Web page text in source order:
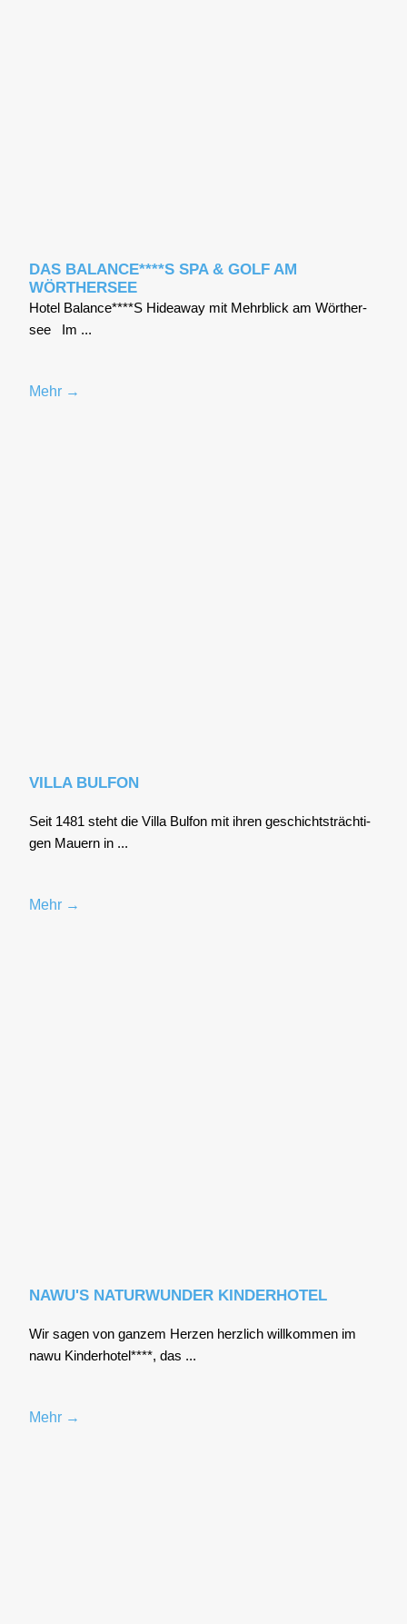
DAS BALANCE****S SPA & GOLF AM
WÖRTHERSEE
Hotel Balance****S Hidea­way mit Mehr­blick am Wör­ther­
see Im ...
Mehr →
VILLA BULFON
Seit 1481 steht die Vil­la Bul­fon mit ihren geschichts­träch­ti­
gen Mau­ern in ...
Mehr →
NAWU'S NATURWUNDER KINDERHOTEL
Wir sagen von gan­zem Her­zen herz­lich will­kom­men im
nawu Kin­der­ho­tel****, das ...
Mehr →